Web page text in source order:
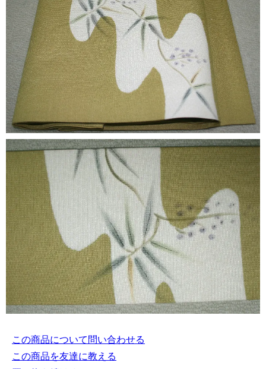
この商品について問い合わせる
この商品を友達に教える